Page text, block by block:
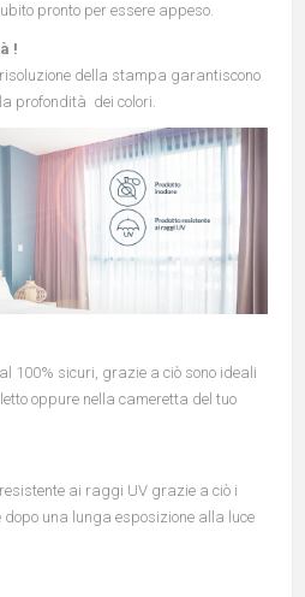
pronto per essere appeso.
!
della stampa garantiscono
profondità dei colori.
100% sicuri, grazie a ciò sono ideali
oppure nella cameretta del tuo
ai raggi UV grazie a ciò i
una lunga esposizione alla luce